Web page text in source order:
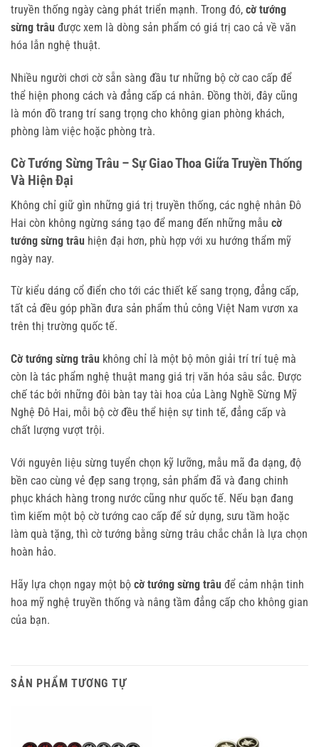
truyền thống ngày càng phát triển mạnh. Trong đó, cờ tướng
sừng trâu được xem là dòng sản phẩm có giá trị cao cả về văn
hóa lẫn nghệ thuật.
Nhiều người chơi cờ sẵn sàng đầu tư những bộ cờ cao cấp để
thể hiện phong cách và đẳng cấp cá nhân. Đồng thời, đây cũng
là món đồ trang trí sang trọng cho không gian phòng khách,
phòng làm việc hoặc phòng trà.
Cờ Tướng Sừng Trâu – Sự Giao Thoa Giữa Truyền Thống
Và Hiện Đại
Không chỉ giữ gìn những giá trị truyền thống, các nghệ nhân Đô
Hai còn không ngừng sáng tạo để mang đến những mẫu cờ
tướng sừng trâu hiện đại hơn, phù hợp với xu hướng thẩm mỹ
ngày nay.
Từ kiểu dáng cổ điển cho tới các thiết kế sang trọng, đẳng cấp,
tất cả đều góp phần đưa sản phẩm thủ công Việt Nam vươn xa
trên thị trường quốc tế.
Cờ tướng sừng trâu không chỉ là một bộ môn giải trí trí tuệ mà
còn là tác phẩm nghệ thuật mang giá trị văn hóa sâu sắc. Được
chế tác bởi những đôi bàn tay tài hoa của Làng Nghề Sừng Mỹ
Nghệ Đô Hai, mỗi bộ cờ đều thể hiện sự tinh tế, đẳng cấp và
chất lượng vượt trội.
Với nguyên liệu sừng tuyển chọn kỹ lưỡng, mẫu mã đa dạng, độ
bền cao cùng vẻ đẹp sang trọng, sản phẩm đã và đang chinh
phục khách hàng trong nước cũng như quốc tế. Nếu bạn đang
tìm kiếm một bộ cờ tướng cao cấp để sử dụng, sưu tầm hoặc
làm quà tặng, thì cờ tướng bằng sừng trâu chắc chắn là lựa chọn
hoàn hảo.
Hãy lựa chọn ngay một bộ cờ tướng sừng trâu để cảm nhận tinh
hoa mỹ nghệ truyền thống và nâng tầm đẳng cấp cho không gian
của bạn.
SẢN PHẨM TƯƠNG TỰ